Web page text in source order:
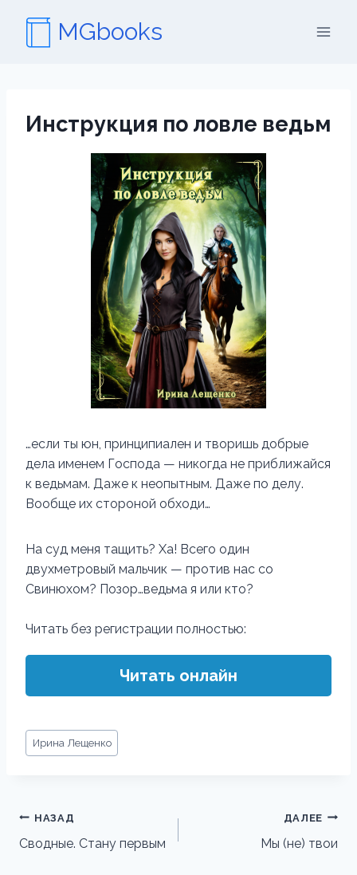
содержимому
MGbooks
Инструкция по ловле ведьм
…если ты юн, принципиален и творишь добрые
дела именем Господа — никогда не приближайся
к ведьмам. Даже к неопытным. Даже по делу.
Вообще их стороной обходи…
На суд меня тащить? Ха! Всего один
двухметровый мальчик — против нас со
Свинюхом? Позор…ведьма я или кто?
Читать без регистрации полностью:
Читать онлайн
Метки
записи:
Ирина Лещенко
Навигация
по
НАЗАД
Сводные. Стану первым
ДАЛЕЕ
Мы (не) твои